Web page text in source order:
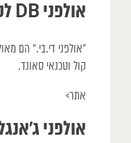
אולפני DB לסאונד
קול וטכנאי סאונד.
אתר>
אולפני